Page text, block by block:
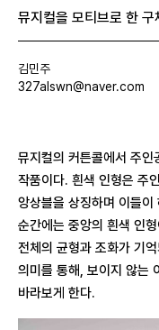
뮤지컬을 모티브로 한
김민주
327alswn@naver.com
뮤지컬의 커튼콜에서 주
작품이다. 흰색 인형은 주
앙상블을 상징하며 이들
순간에는 중앙의 흰색 인
전체의 균형과 조화가 기
의미를 통해, 보이지 않는
바라보게 한다.